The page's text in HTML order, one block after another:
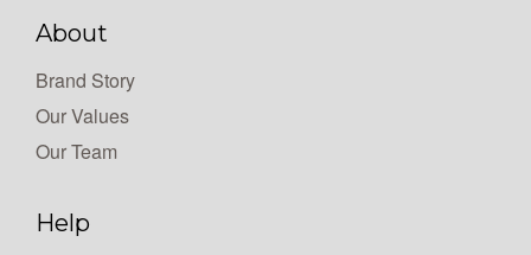
About
Brand Story
Our Values
Our Team
Help